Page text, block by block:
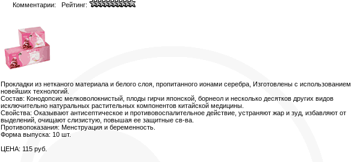
Комментарии: Рейтинг:
Прокладки из нетканого материала и белого слоя, пропитанного ионами серебра, Изготовлены с использованием
новейших технологий.
Состав: Конодопсис мелковолокнистый, плоды гирчи японской, борнеол и несколько десятков других видов
исключительно натуральных растительных компонентов китайской медицины.
Свойства: Оказывают антисептическое и противовоспалительное действие, устраняют жар и зуд, избавляют от
выделений, очищают слизистую, повышая ее защитные св-ва.
Противопоказания: Менструация и беременность.
Форма выпуска: 10 шт.
ЦЕНА: 115 руб.